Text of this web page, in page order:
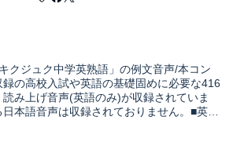
クジュク中学英熟語」の例文音声/本コン
の高校入試や英語の基礎固めに必要な416
み上げ音声(英語のみ)が収録されていま
本語音声は収録されておりません。■英熟
の順で収録/取り上げた表現はすべて、
ーズ」の順で収録されています。聞くだ